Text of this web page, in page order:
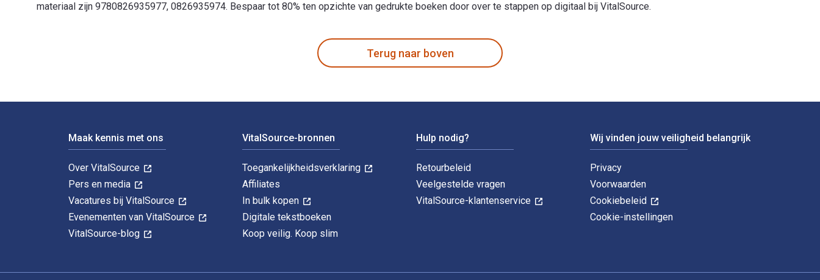
materiaal zijn 9780826935977, 0826935974. Bespaar tot 80% ten opzichte van gedrukte boeken door over te stappen op digitaal bij VitalSource.
Terug naar boven
Maak kennis met ons
Over VitalSource
Pers en media
Vacatures bij VitalSource
Evenementen van VitalSource
VitalSource-blog
VitalSource-bronnen
Toegankelijkheidsverklaring
Affiliates
In bulk kopen
Digitale tekstboeken
Koop veilig. Koop slim
Hulp nodig?
Retourbeleid
Veelgestelde vragen
VitalSource-klantenservice
Wij vinden jouw veiligheid belangrijk
Privacy
Voorwaarden
Cookiebeleid
Cookie-instellingen